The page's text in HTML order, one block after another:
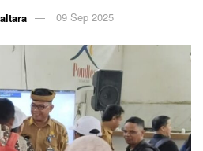
09 Sep 2025